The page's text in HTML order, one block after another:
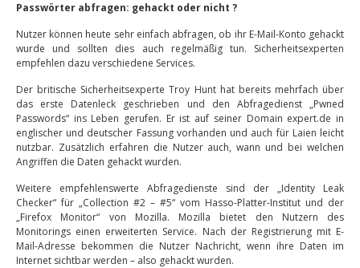
Passwörter abfragen: gehackt oder nicht ?
Nutzer können heute sehr einfach abfragen, ob ihr E-Mail-Konto gehackt
wurde und sollten dies auch regelmäßig tun. Sicherheitsexperten
empfehlen dazu verschiedene Services.
Der britische Sicherheitsexperte Troy Hunt hat bereits mehrfach über
das erste Datenleck geschrieben und den Abfragedienst „Pwned
Passwords“ ins Leben gerufen. Er ist auf seiner Domain expert.de in
englischer und deutscher Fassung vorhanden und auch für Laien leicht
nutzbar. Zusätzlich erfahren die Nutzer auch, wann und bei welchen
Angriffen die Daten gehackt wurden.
Weitere empfehlenswerte Abfragedienste sind der „Identity Leak
Checker“ für „Collection #2 – #5“ vom Hasso-Platter-Institut und der
„Firefox Monitor“ von Mozilla. Mozilla bietet den Nutzern des
Monitorings einen erweiterten Service. Nach der Registrierung mit E-
Mail-Adresse bekommen die Nutzer Nachricht, wenn ihre Daten im
Internet sichtbar werden – also gehackt wurden.